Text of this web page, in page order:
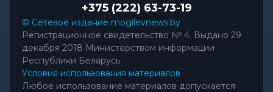
+375 (222) 63-73-19
© Сетевое издание mogilevnews.by
Регистрационное свидетельство № 4. Выдано 29
декабря 2018 Министерством информации
Республики Беларусь
Условия использования материалов
Любое использование материалов допускается